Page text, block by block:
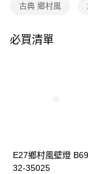
購買商品的店家。未
是否繳費成功／繳費
客戶支援中心」
任。
４．使用「AFTEE先
古典 鄉村風
必買清單
E27鄉村風壁燈
32-35025